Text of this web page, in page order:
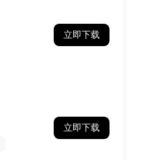
立即下载
立即下载